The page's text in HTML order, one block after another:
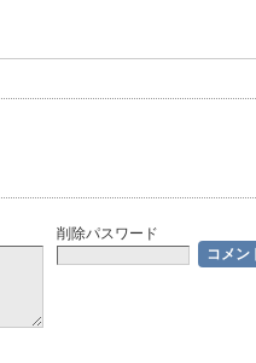
削除パスワード